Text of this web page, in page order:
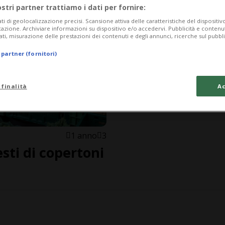
1 anno 3
di copertoni
partner trattiamo i dati per fornire:
di geolocalizzazione precisi. Scansione attiva delle caratteristiche del
Archiviare informazioni su dispositivo e/o accedervi. Pubblicità e
misurazione delle prestazioni dei contenuti e degli annunci, ricerche sul
partner (fornitori)
finalità